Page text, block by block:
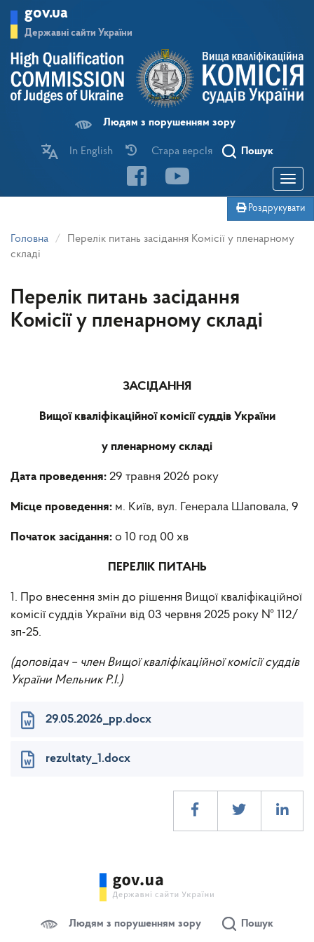
основного
матеріалу
gov.ua
Державні сайти України
Людям з порушенням зору
In English Стара версІя Пошук
Toggle
Роздрукувати
Головна
Перелік питань засідання Комісії у пленарному
складі
Перелік питань засідання
Комісії у пленарному складі
ЗАСІДАННЯ
Вищої кваліфікаційної комісії суддів України
у пленарному складі
Дата проведення: 29 травня 2026 року
Місце проведення: м. Київ, вул. Генерала Шаповала, 9
Початок засідання: о 10 год 00 хв
ПЕРЕЛІК ПИТАНЬ
1. Про внесення змін до рішення Вищої кваліфікаційної
комісії суддів України від 03 червня 2025 року № 112/
зп-25.
(доповідач – член Вищої кваліфікаційної комісії суддів
України Мельник Р.І.)
29.05.2026_pp.docx
rezultaty_1.docx
Людям з порушенням зору Пошук